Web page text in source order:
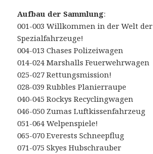
Aufbau der Sammlung:
001-003 Willkommen in der Welt der
Spezialfahrzeuge!
004-013 Chases Polizeiwagen
014-024 Marshalls Feuerwehrwagen
025-027 Rettungsmission!
028-039 Rubbles Planierraupe
040-045 Rockys Recyclingwagen
046-050 Zumas Luftkissenfahrzeug
051-064 Welpenspiele!
065-070 Everests Schneepflug
071-075 Skyes Hubschrauber